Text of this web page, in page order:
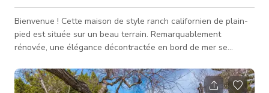
Bienvenue ! Cette maison de style ranch californien de plain-
pied est située sur un beau terrain. Remarquablement
rénovée, une élégance décontractée en bord de mer se
500 pieds carrés avec 4 chambres et 3,5 salles de bain.
Arrivez à la maison et admirez la belle balançoire suspendue